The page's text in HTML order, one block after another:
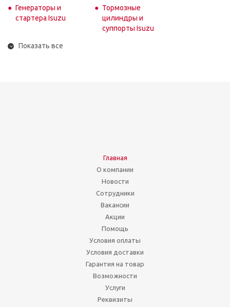
Генераторы и
стартера Isuzu
Тормозные
цилиндры и
суппорты Isuzu
Показать все
Главная
О компании
Новости
Сотрудники
Вакансии
Акции
Помощь
Условия оплаты
Условия доставки
Гарантия на товар
Возможности
Услуги
Реквизиты